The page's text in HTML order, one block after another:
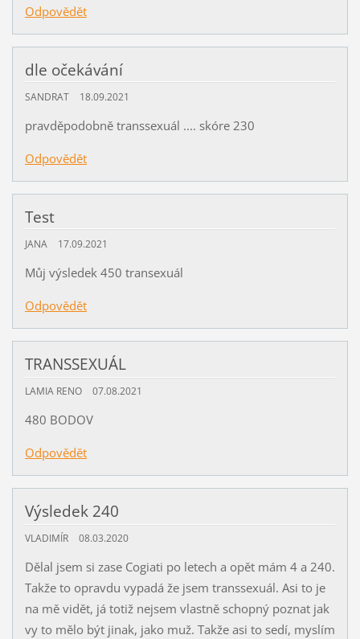
Odpovědět
dle očekávání
SANDRAT 18.09.2021
pravděpodobně transsexuál .... skóre 230
Odpovědět
Test
JANA 17.09.2021
Můj výsledek 450 transexuál
Odpovědět
TRANSSEXUÁL
LAMIA RENO 07.08.2021
480 BODOV
Odpovědět
Výsledek 240
VLADIMÍR 08.03.2020
Dělal jsem si zase Cogiati po letech a opět mám 4 a 240.
Takže to opravdu vypadá že jsem transsexuál. Asi to je
na mě vidět, já totiž nejsem vlastně schopný poznat jak
vy to mělo být jinak, jako muž. Takže asi to sedí, myslím